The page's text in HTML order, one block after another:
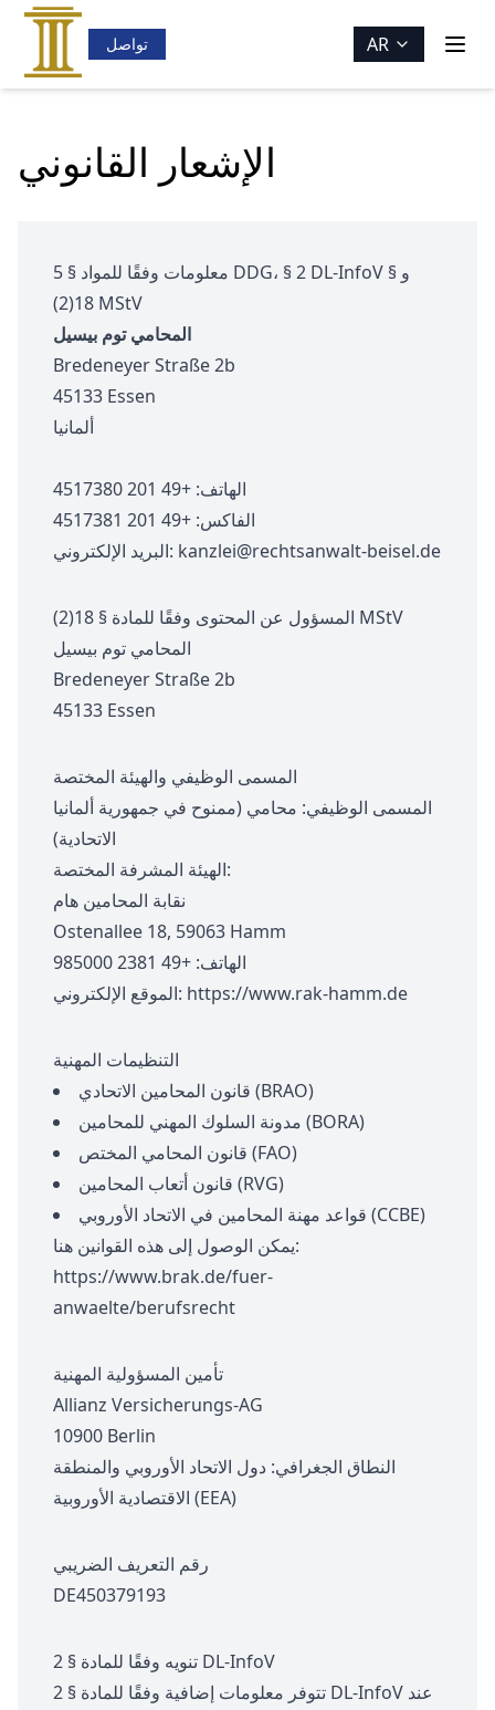
تواصل AR
الإشعار القانوني
معلومات وفقًا للمواد § 5 DDG، § 2 DL-InfoV و §
18(2) MStV
المحامي توم بيسيل
Bredeneyer Straße 2b
45133 Essen
ألمانيا
الهاتف: +49 201 4517380
الفاكس: +49 201 4517381
البريد الإلكتروني: kanzlei@rechtsanwalt-beisel.de
المسؤول عن المحتوى وفقًا للمادة § 18(2) MStV
المحامي توم بيسيل
Bredeneyer Straße 2b
45133 Essen
المسمى الوظيفي والهيئة المختصة
المسمى الوظيفي: محامي (ممنوح في جمهورية ألمانيا
الاتحادية)
الهيئة المشرفة المختصة:
نقابة المحامين هام
Ostenallee 18, 59063 Hamm
الهاتف: +49 2381 985000
الموقع الإلكتروني: https://www.rak-hamm.de
التنظيمات المهنية
قانون المحامين الاتحادي (BRAO)
مدونة السلوك المهني للمحامين (BORA)
قانون المحامي المختص (FAO)
قانون أتعاب المحامين (RVG)
قواعد مهنة المحامين في الاتحاد الأوروبي (CCBE)
يمكن الوصول إلى هذه القوانين هنا:
https://www.brak.de/fuer-
anwaelte/berufsrecht
تأمين المسؤولية المهنية
Allianz Versicherungs-AG
10900 Berlin
النطاق الجغرافي: دول الاتحاد الأوروبي والمنطقة
الاقتصادية الأوروبية (EEA)
رقم التعريف الضريبي
DE450379193
تنويه وفقًا للمادة § 2 DL-InfoV
تتوفر معلومات إضافية وفقًا للمادة § 2 DL-InfoV عند